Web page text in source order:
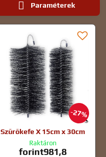
Paraméterek
27%
Szűrőkefe X 15cm x 30cm
Raktáron
forint981,8